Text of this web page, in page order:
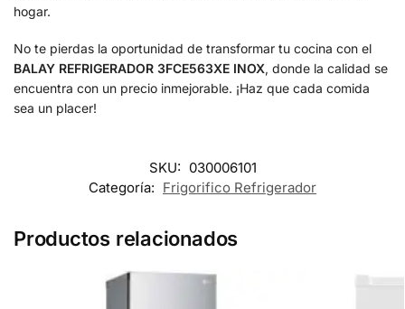
hogar.
No te pierdas la oportunidad de transformar tu cocina con el
BALAY REFRIGERADOR 3FCE563XE INOX, donde la calidad se
encuentra con un precio inmejorable. ¡Haz que cada comida
sea un placer!
SKU: 030006101
Categoría: Frigorifico Refrigerador
Productos relacionados